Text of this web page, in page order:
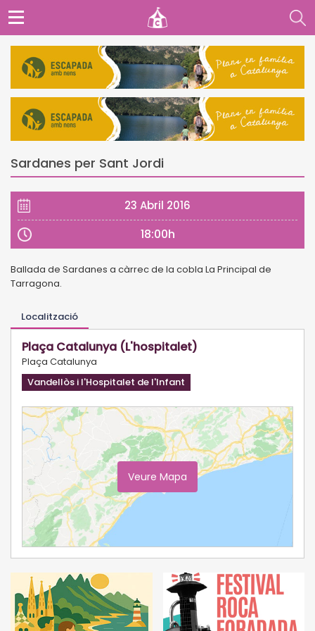
Sardanes per Sant Jordi
23 Abril 2016
18:00h
Ballada de Sardanes a càrrec de la cobla La Principal de
Tarragona.
Localització
Plaça Catalunya (L'hospitalet)
Plaça Catalunya
Vandellòs i l'Hospitalet de l'Infant
Veure Mapa